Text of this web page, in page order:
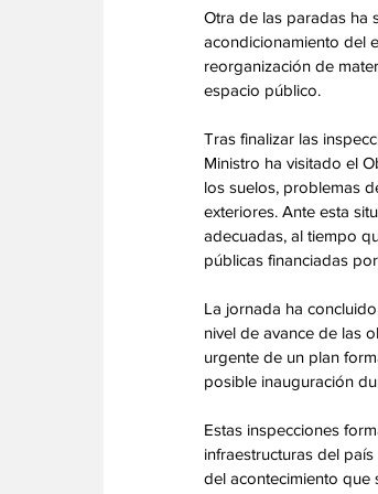
Otra de las paradas ha
acondicionamiento del
reorganización de
espacio público.
Tras finalizar las
Ministro ha visitado el
los suelos, problemas
exteriores. Ante esta
adecuadas, al tiempo
públicas financiadas
La jornada ha
nivel de avance de las
urgente de un plan
posible inauguración
Estas inspecciones
infraestructuras del
del acontecimiento que